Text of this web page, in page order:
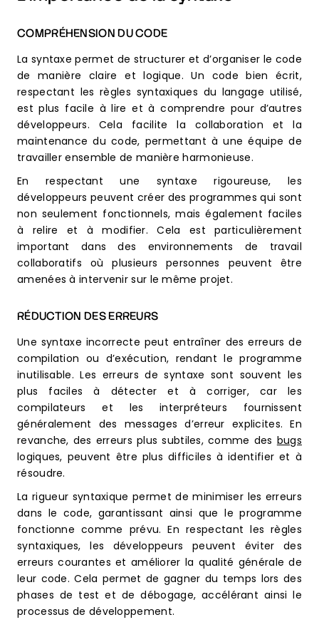
COMPRÉHENSION DU CODE
La syntaxe permet de structurer et d’organiser le code
de manière claire et logique. Un code bien écrit,
respectant les règles syntaxiques du langage utilisé,
est plus facile à lire et à comprendre pour d’autres
développeurs. Cela facilite la collaboration et la
maintenance du code, permettant à une équipe de
travailler ensemble de manière harmonieuse.
En respectant une syntaxe rigoureuse, les
développeurs peuvent créer des programmes qui sont
non seulement fonctionnels, mais également faciles
à relire et à modifier. Cela est particulièrement
important dans des environnements de travail
collaboratifs où plusieurs personnes peuvent être
amenées à intervenir sur le même projet.
RÉDUCTION DES ERREURS
Une syntaxe incorrecte peut entraîner des erreurs de
compilation ou d’exécution, rendant le programme
inutilisable. Les erreurs de syntaxe sont souvent les
plus faciles à détecter et à corriger, car les
compilateurs et les interpréteurs fournissent
généralement des messages d’erreur explicites. En
revanche, des erreurs plus subtiles, comme des bugs
logiques, peuvent être plus difficiles à identifier et à
résoudre.
La rigueur syntaxique permet de minimiser les erreurs
dans le code, garantissant ainsi que le programme
fonctionne comme prévu. En respectant les règles
syntaxiques, les développeurs peuvent éviter des
erreurs courantes et améliorer la qualité générale de
leur code. Cela permet de gagner du temps lors des
phases de test et de débogage, accélérant ainsi le
processus de développement.